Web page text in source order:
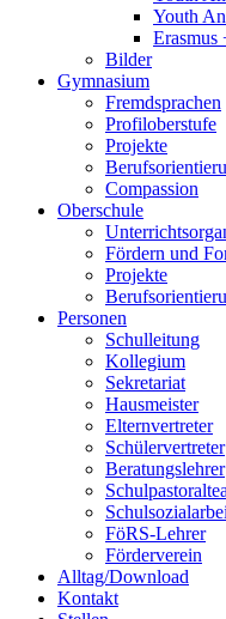
Youth
Erasmus
Bilder
Gymnasium
Fremdsprachen
Profiloberstufe
Projekte
Compassion
Oberschule
Fördern und
Projekte
Personen
Schulleitung
Kollegium
Sekretariat
Hausmeister
Elternvertreter
Schülervertreter
Beratungslehrer
FöRS-Lehrer
Förderverein
Alltag/Download
Kontakt